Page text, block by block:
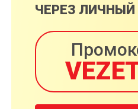
ЧЕРЕЗ ЛИЧНЫЙ